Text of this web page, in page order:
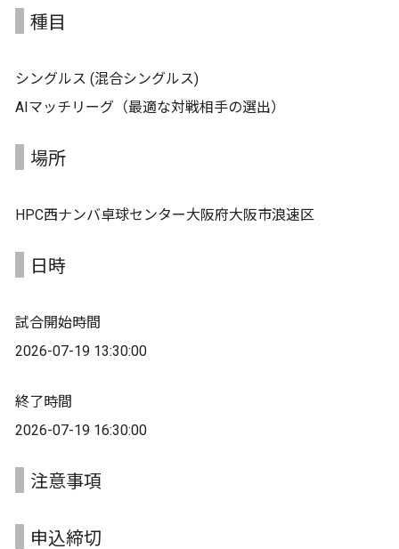
種目
シングルス (混合シングルス)
AIマッチリーグ（最適な対戦相手の選出）
場所
HPC西ナンバ卓球センター大阪府大阪市浪速区
日時
試合開始時間
2026-07-19 13:30:00
終了時間
2026-07-19 16:30:00
注意事項
申込締切